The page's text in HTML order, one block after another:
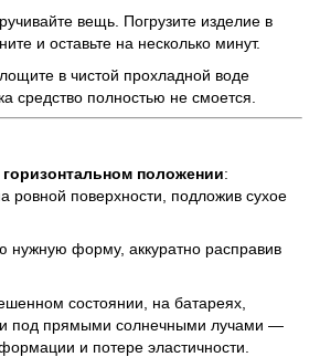
вещь. Погрузите изделие в
и оставьте на несколько минут.
в чистой прохладной воде
средство полностью не смоется.
положении:
ровной поверхности, подложив сухое
нужную форму, аккуратно расправив
состоянии, на батареях,
под прямыми солнечными лучами —
и потере эластичности.